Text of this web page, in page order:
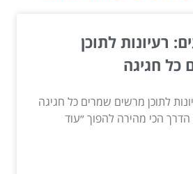
רעיונות לתוכן
כל חגיגה
לתוכן מרשים שמרים כל חגיגה
הכי מהירה להפוך ״עוד